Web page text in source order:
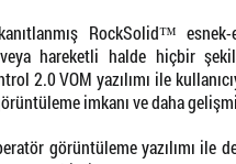
RockSolid™
hareketli halde hiçbir
2.0 VOM yazılımı ile
imkanı ve daha
görüntüleme yazılımı ile